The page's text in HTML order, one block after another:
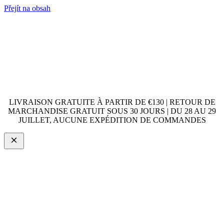
Přejít na obsah
LIVRAISON GRATUITE À PARTIR DE €130 | RETOUR DE
MARCHANDISE GRATUIT SOUS 30 JOURS | DU 28 AU 29
JUILLET, AUCUNE EXPÉDITION DE COMMANDES